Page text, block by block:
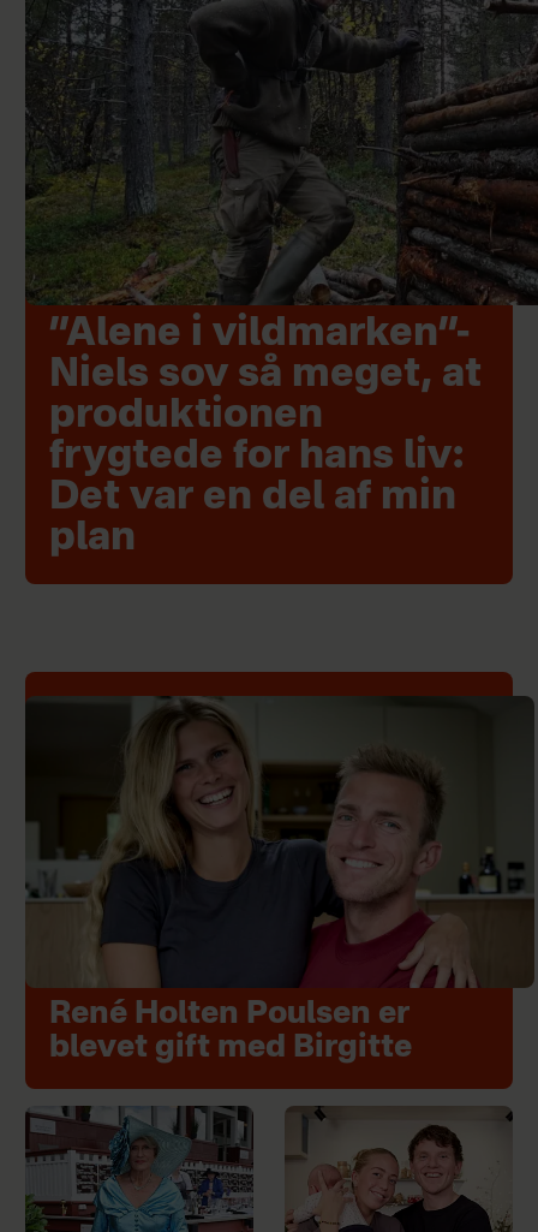
”Alene i vildmarken”-
Niels sov så meget, at
produktionen
frygtede for hans liv:
Det var en del af min
plan
René Holten Poulsen er
blevet gift med Birgitte